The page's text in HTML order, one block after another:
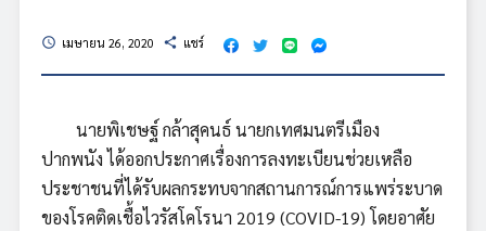
schedule เมษายน 26, 2020 share แชร์
นายพิเชษฐ์ กล้าสุคนธ์ นายกเทศมนตรีเมือง
ปากพนัง ได้ออกประกาศเรื่องการลงทะเบียนช่วยเหลือ
ประชาชนที่ได้รับผลกระทบจากสถานการณ์การแพร่ระบาด
ของโรคติดเชื้อไวรัสโคโรนา 2019 (COVID-19) โดยอาศัย